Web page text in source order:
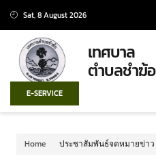
Sat, 8 August 2026
เทศบาล
ตำบลชำฆ้อ
E-SERVICE
Home ประชาสัมพันธ์จดหมายข่าว